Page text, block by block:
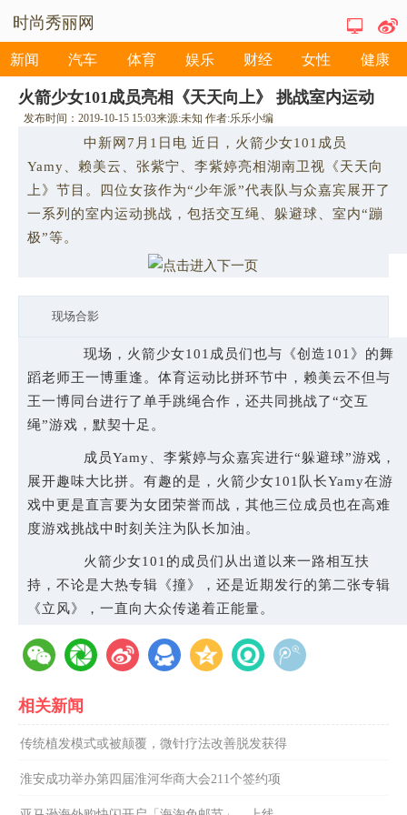
时尚秀丽网
新闻 汽车 体育 娱乐 财经 女性 健康
火箭少女101成员亮相《天天向上》 挑战室内运动
发布时间：2019-10-15 15:03来源:未知作者:乐乐小编
中新网7月1日电 近日，火箭少女101成员
Yamy、赖美云、张紫宁、李紫婷亮相湖南卫视《天天向
上》节目。四位女孩作为“少年派”代表队与众嘉宾展开了
一系列的室内运动挑战，包括交互绳、躲避球、室内“蹦
极”等。
现场合影
现场，火箭少女101成员们也与《创造101》的舞
蹈老师王一博重逢。体育运动比拼环节中，赖美云不但与
王一博同台进行了单手跳绳合作，还共同挑战了“交互
绳”游戏，默契十足。
成员Yamy、李紫婷与众嘉宾进行“躲避球”游戏，
展开趣味大比拼。有趣的是，火箭少女101队长Yamy在游
戏中更是直言要为女团荣誉而战，其他三位成员也在高难
度游戏挑战中时刻关注为队长加油。
火箭少女101的成员们从出道以来一路相互扶
持，不论是大热专辑《撞》，还是近期发行的第二张专辑
《立风》，一直向大众传递着正能量。
相关新闻
传统植发模式或被颠覆，微针疗法改善脱发获得
淮安成功举办第四届淮河华商大会211个签约项